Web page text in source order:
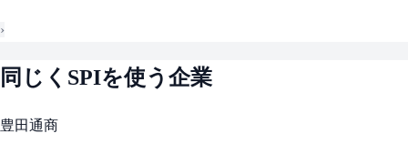
›
同じく SPIを使う企業
豊田通商